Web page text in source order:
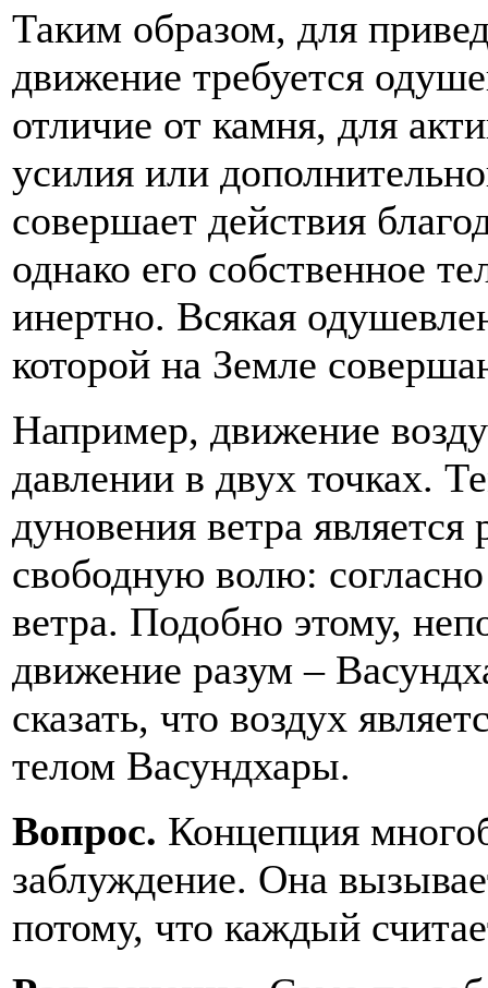
Таким образом, для
движение требуется
отличие от камня, для
усилия или
совершает действия
однако его собственное
инертно. Всякая
которой на Земле
Например, движение
давлении в двух точках.
дуновения ветра
свободную волю:
ветра. Подобно этому,
движение разум –
сказать, что воздух
телом Васундхары.
Вопрос. Концепция
заблуждение. Она
потому, что каждый